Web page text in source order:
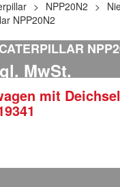
NPP20N2
NPP20N2
CATERPILLAR
MwSt.
mit Deichsel